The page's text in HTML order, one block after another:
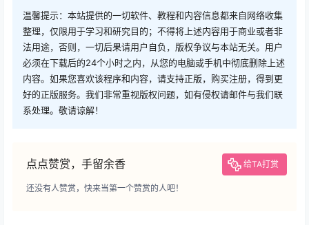
温馨提示：本站提供的一切软件、教程和内容信息都来自网络收集
整理，仅限用于学习和研究目的；不得将上述内容用于商业或者非
法用途，否则，一切后果请用户自负，版权争议与本站无关。用户
必须在下载后的24个小时之内，从您的电脑或手机中彻底删除上述
内容。如果您喜欢该程序和内容，请支持正版，购买注册，得到更
好的正版服务。我们非常重视版权问题，如有侵权请邮件与我们联
系处理。敬请谅解！
点点赞赏，手留余香 给TA打赏
还没有人赞赏，快来当第一个赞赏的人吧！